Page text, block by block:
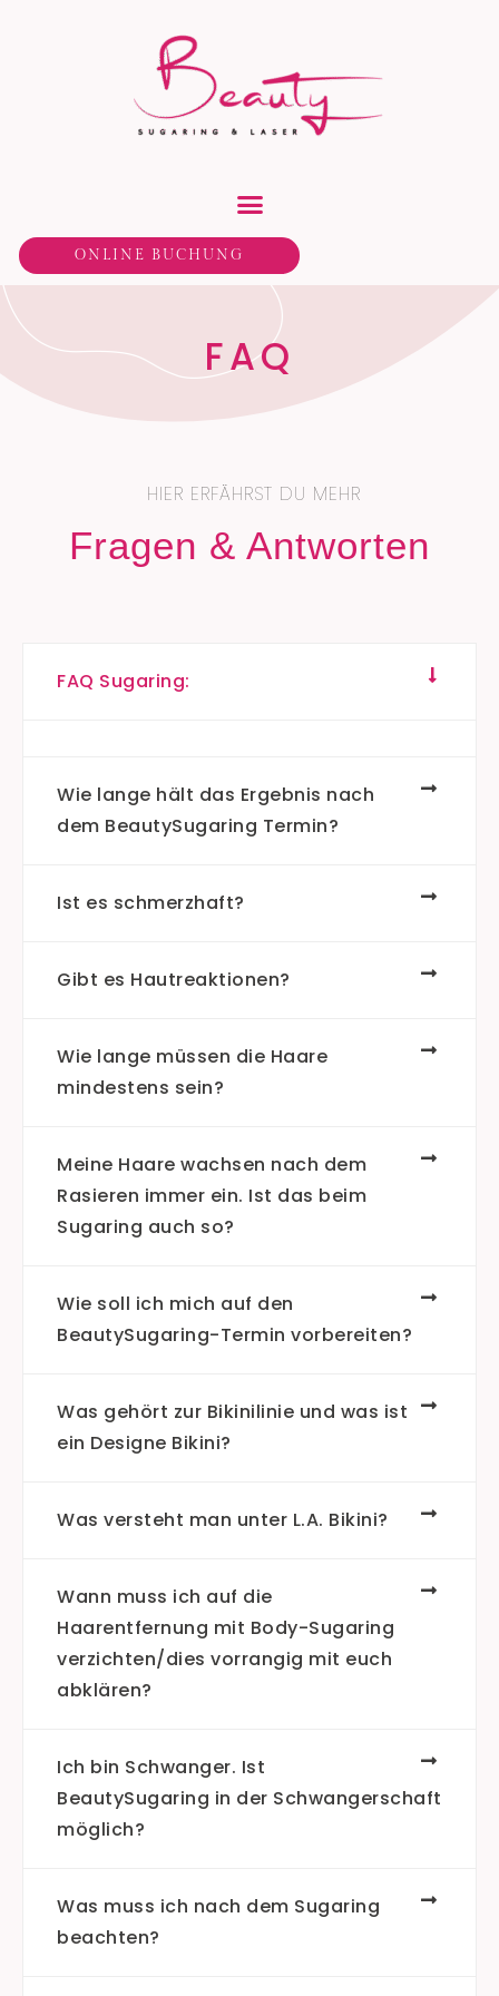
ONLINE BUCHUNG
FAQ
HIER ERFÄHRST DU MEHR
Fragen & Antworten
FAQ Sugaring:
Wie lange hält das Ergebnis nach
dem BeautySugaring Termin?
Ist es schmerzhaft?
Gibt es Hautreaktionen?
Wie lange müssen die Haare
mindestens sein?
Meine Haare wachsen nach dem
Rasieren immer ein. Ist das beim
Sugaring auch so?
Wie soll ich mich auf den
BeautySugaring-Termin vorbereiten?
Was gehört zur Bikinilinie und was ist
ein Designe Bikini?
Was versteht man unter L.A. Bikini?
Wann muss ich auf die
Haarentfernung mit Body-Sugaring
verzichten/dies vorrangig mit euch
abklären?
Ich bin Schwanger. Ist
BeautySugaring in der Schwangerschaft
möglich?
Was muss ich nach dem Sugaring
beachten?